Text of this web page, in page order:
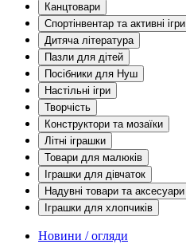
Канцтовари
Спортінвентар та активні ігри
Дитяча література
Пазли для дітей
Посібники для Нуш
Настільні ігри
Творчість
Конструктори та мозаїки
Літні іграшки
Товари для малюків
Іграшки для дівчаток
Надувні товари та аксесуари
Іграшки для хлопчиків
Новини / огляди